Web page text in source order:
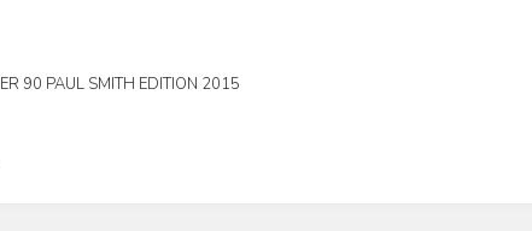
90 PAUL SMITH EDITION 2015